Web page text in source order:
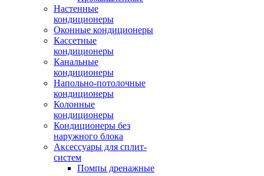
Настенные
кондиционеры
Оконные кондиционеры
Кассетные
кондиционеры
Канальные
кондиционеры
Напольно-потолочные
кондиционеры
Колонные
кондиционеры
Кондиционеры без
наружного блока
Аксессуары для сплит-
систем
Помпы дренажные